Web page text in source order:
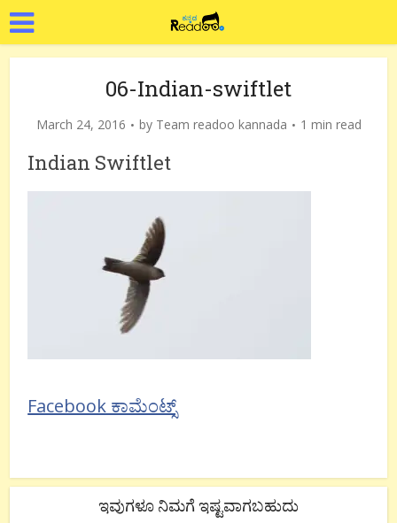
06-Indian-swiftlet
March 24, 2016 by Team readoo kannada 1 min read
Indian Swiftlet
Facebook ಕಾಮೆಂಟ್ಸ್
ಇವುಗಳೂ ನಿಮಗೆ ಇಷ್ಟವಾಗಬಹುದು